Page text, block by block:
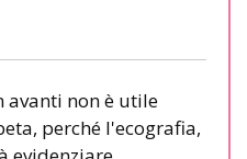
avanti non è utile
perché l'ecografia,